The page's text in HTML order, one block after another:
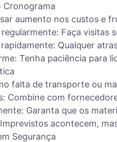
Cronograma
aumento nos custos e
Faça visitas
Qualquer
Tenha paciência para
falta de transporte ou
Combine com
Garanta que os
acontecem,
Segurança